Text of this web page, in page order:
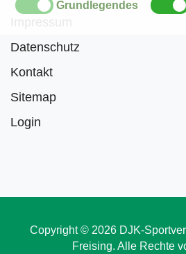
Datenschutz
Kontakt
Sitemap
Login
Copyright © 2026 DJK-
Freising. Alle Rechte